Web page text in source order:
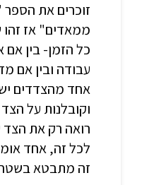
זוכרים את הספר
ממאדים" אז זהו
כל הזמן- בין
עבודה ובין אם
אחד מהצדדים יש
וקובלנות על
רואה רק את
זה מתבטא